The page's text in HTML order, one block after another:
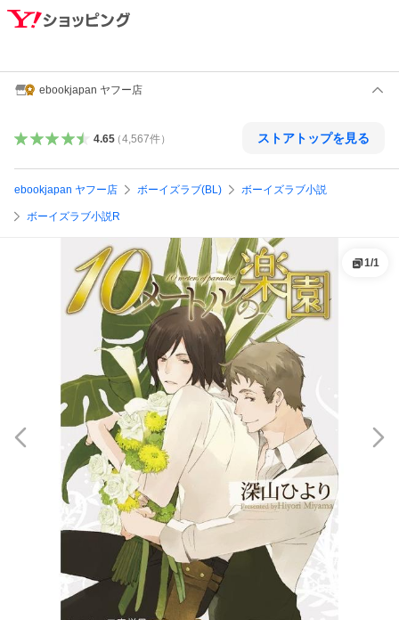
ebookjapan ヤフー店
4.65（4,567件） ストアトップを見る
ebookjapan ヤフー店 ボーイズラブ(BL) ボーイズラブ小説
ボーイズラブ小説R
1/1